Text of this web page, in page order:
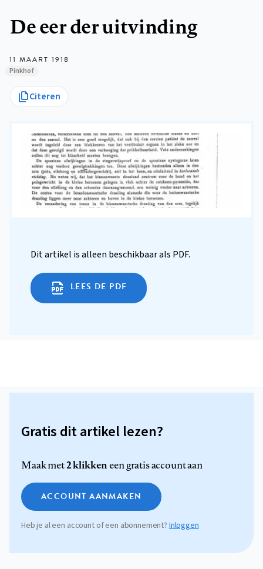
De eer der uitvinding
11 MAART 1918
Pinkhof
Citeren
Dit artikel is alleen beschikbaar als PDF.
LEES DE PDF
Gratis dit artikel lezen?
Maak met2 klikkeneen gratis account aan
ACCOUNT AANMAKEN
Heb je al een account of een abonnement? Inloggen